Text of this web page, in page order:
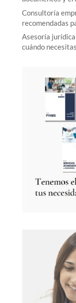
Consultoría
recomendadas
Asesoría
cuándo